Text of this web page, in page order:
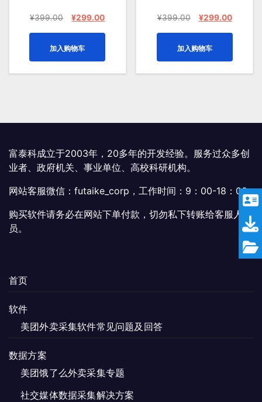
¥399.00
原
¥399.00。
¥299.00当
为：
¥299.00。
加入购物车
¥399.00
原
¥399.00。
¥299.00当
为：
加入购物车
富泰科成立于2003年，20多年的开发经验。服务过众多创
业者、政府机关、事业单位、高校科研机构。
网站客服微信：futaike_corp，工作时间：9：00-18：00
购买软件请务必在网站下单付款，切勿私下转账给客服人
员。
首页
软件
美团外卖采集软件常见问题及回答
数据方案
美团饿了么外卖采集专题
社交媒体数据采集解决方案